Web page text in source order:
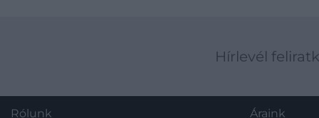
Hírlevél
Rólunk Áraink